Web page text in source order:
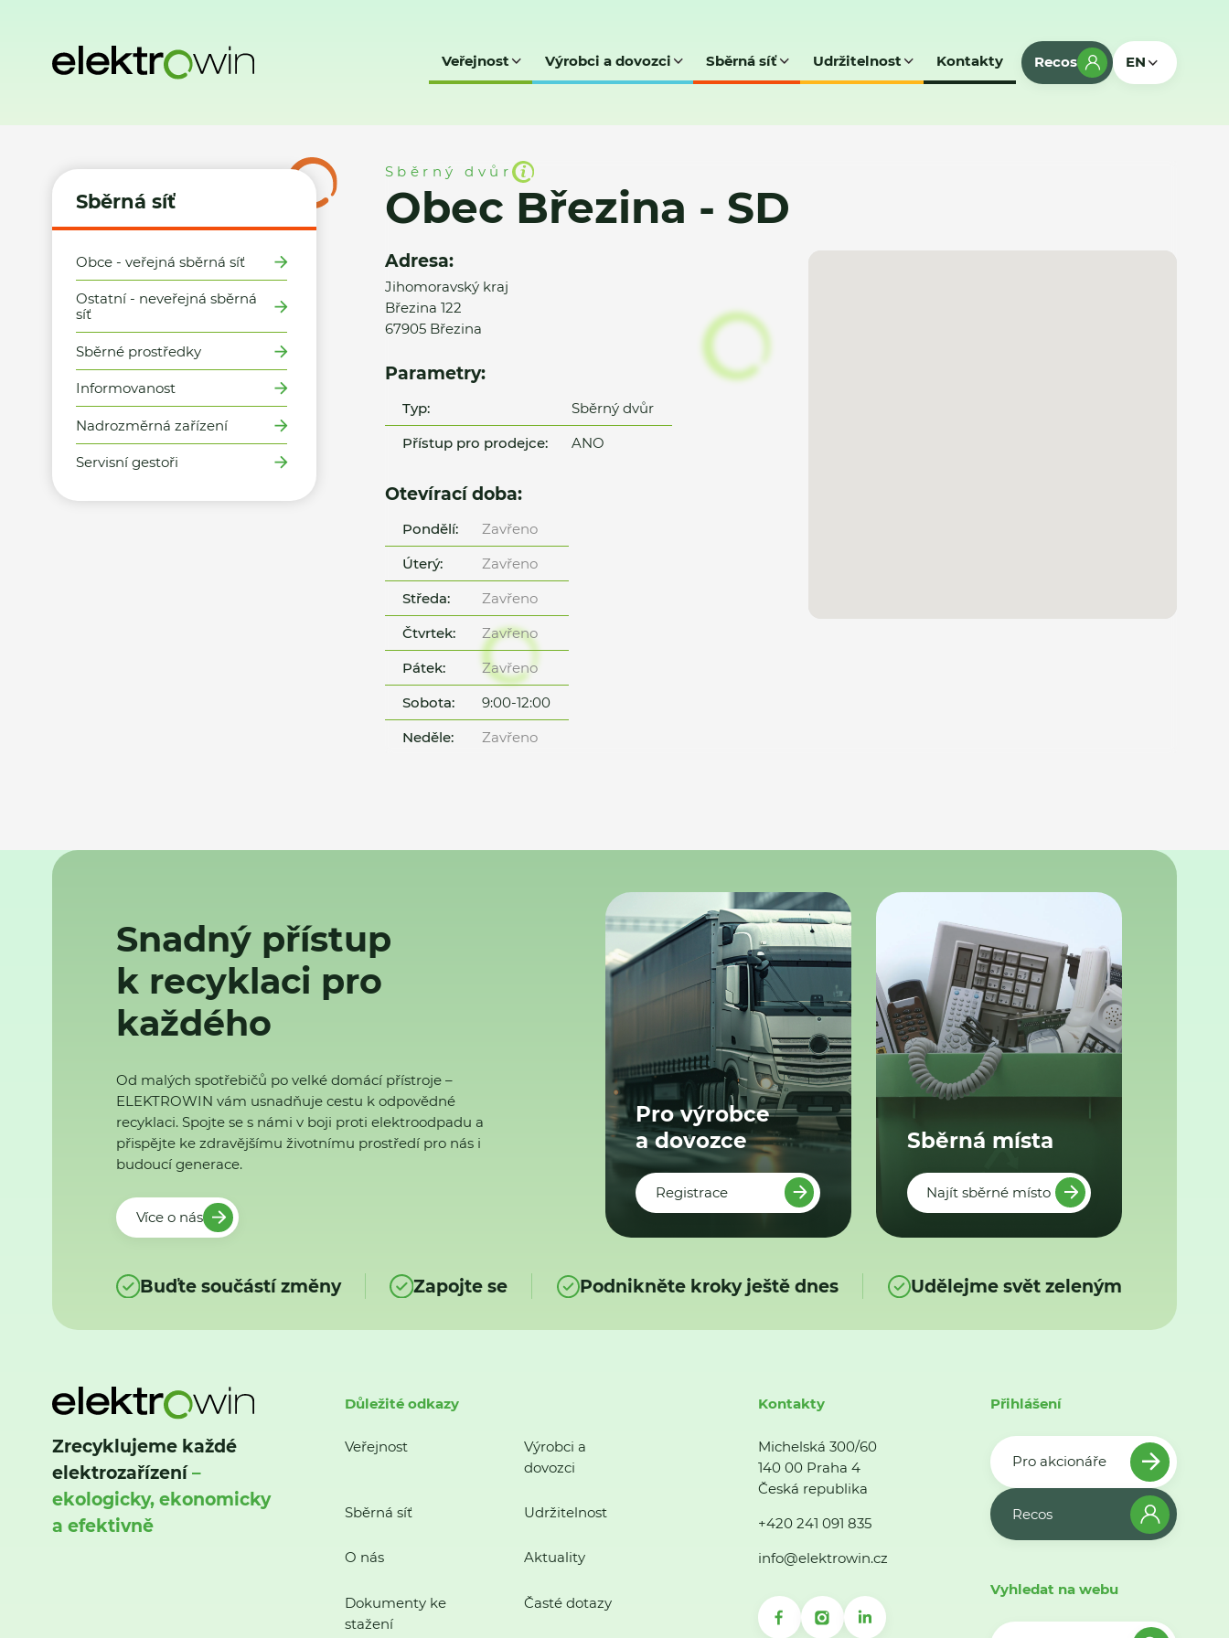
Veřejnost Výrobci a dovozci Sběrná síť Udržitelnost Kontakty Recos EN
Sběrná síť
Obce - veřejná sběrná síť
Ostatní - neveřejná sběrná
síť
Sběrné prostředky
Informovanost
Nadrozměrná zařízení
Servisní gestoři
Sběrný dvůr
Obec Březina - SD
Adresa:
Jihomoravský kraj
Březina 122
67905 Březina
Parametry:
Typ:
Sběrný dvůr
Přístup pro prodejce:
ANO
Otevírací doba:
Pondělí:
Zavřeno
Úterý:
Zavřeno
Středa:
Zavřeno
Čtvrtek:
Zavřeno
Pátek:
Zavřeno
Sobota:
9:00-12:00
Neděle:
Zavřeno
Snadný přístup
k recyklaci pro
každého
Od malých spotřebičů po velké domácí přístroje –
ELEKTROWIN vám usnadňuje cestu k odpovědné
recyklaci. Spojte se s námi v boji proti elektroodpadu a
přispějte ke zdravějšímu životnímu prostředí pro nás i
budoucí generace.
Více o nás
Pro výrobce
a dovozce
Registrace
Sběrná místa
Najít sběrné místo
Buďte součástí změny Zapojte se Podnikněte kroky ještě dnes Udělejme svět zeleným
Zrecyklujeme každé
elektrozařízení–
ekologicky, ekonomicky
a efektivně
Důležité odkazy
Veřejnost
Výrobci a
dovozci
Sběrná síť Udržitelnost
O nás Aktuality
Dokumenty ke
stažení
Časté dotazy
Kontakty
Michelská 300/60
140 00 Praha 4
Česká republika
+420 241 091 835
info@elektrowin.cz
Přihlášení
Pro akcionáře
Recos
Vyhledat na webu